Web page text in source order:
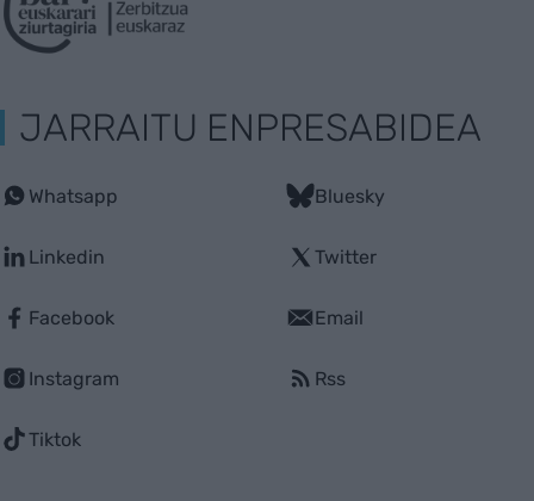
JARRAITU ENPRESABIDEA
Whatsapp
Linkedin
Facebook
Instagram
Tiktok
Bluesky
Twitter
Email
Rss